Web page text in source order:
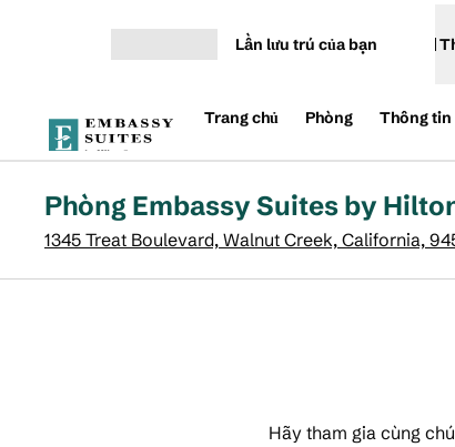
Lần lưu trú của bạn
Trang chủ Phòng Thông tin
Phòng Embassy Suites by
1345 Treat Boulevard, Walnut Creek, California,
Hãy tham gia cùng